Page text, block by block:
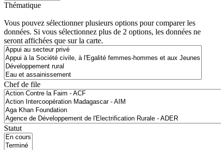
Thématique
Vous pouvez sélectionner plusieurs options pour comparer les
données. Si vous sélectionnez plus de 2 options, les données ne
seront affichées que sur la carte.
Chef de file
Statut